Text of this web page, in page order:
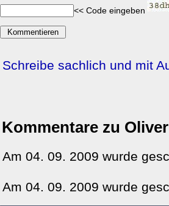
<< Code eingeben
Schreibe sachlich und mit
Kommentare zu
Am 04. 09. 2009 wurde
Am 04. 09. 2009 wurde